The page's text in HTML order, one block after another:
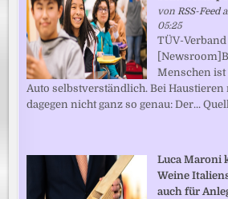
vonRSS-Feed
05:25
TÜV-Verband
Menschen
Auto selbstverständlich. Bei Haustieren
dagegen nicht ganz so genau: Der...
Luca Maroni
Weine
auch für